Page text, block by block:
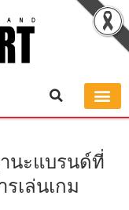
านะแบรนด์ที่
เล่นเกม